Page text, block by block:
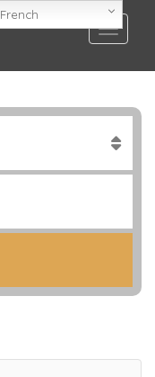
French